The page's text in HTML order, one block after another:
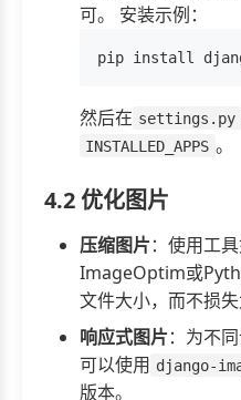
可。 安装示例：
然后在 settings.py
INSTALLED_APPS 。
4.2 优化图片
压缩图片：使用工具
ImageOptim或
文件大小，而不损失
响应式图片：为不
可以使用 django-
版本。